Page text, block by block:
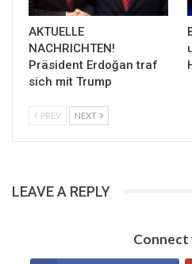
AKTUELLE
NACHRICHTEN!
Präsident Erdoğan traf
sich mit Trump
PREV NEXT
LEAVE A REPLY
Connect